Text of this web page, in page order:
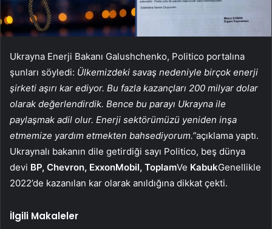
Ukrayna Enerji Bakanı Galushchenko, Politico portalına
şunları söyledi: Ülkemizdeki savaş nedeniyle birçok enerji
şirketi aşırı kar ediyor. Bu fazla kazançları 200 milyar dolar
olarak değerlendirdik. Bence bu parayı Ukrayna ile
paylaşmak adil olur. Enerji sektörümüzü yeniden inşa
etmemize yardım etmekten bahsediyorum.”açıklama yaptı.
Ukraynalı bakanın dile getirdiği sayı Politico, beş dünya
devi BP, Chevron, ExxonMobil, ToplamVe KabukGenellikle
2022’de kazanılan kar olarak anıldığına dikkat çekti.
İlgili Makaleler